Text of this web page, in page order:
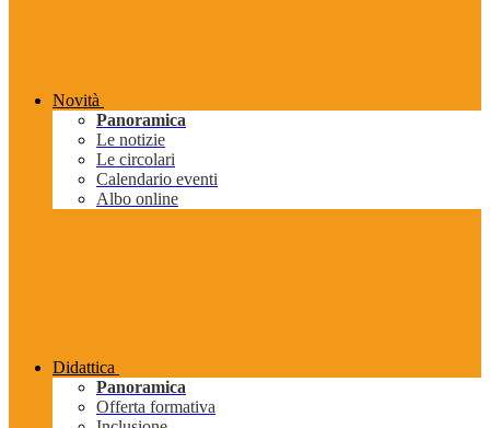
Novità
Panoramica
Le notizie
Le circolari
Calendario eventi
Albo online
Didattica
Panoramica
Offerta formativa